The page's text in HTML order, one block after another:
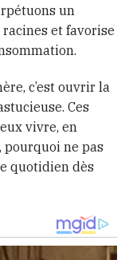
un
et favorise
c’est ouvrir la
Ces
vivre, en
ne pas
quotidien dès